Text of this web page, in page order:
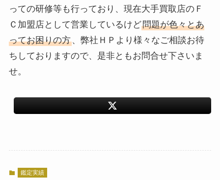
っての研修等も行っており、現在大手買取店のＦ
Ｃ加盟店として営業しているけど問題が色々とあ
ってお困りの方、弊社ＨＰより様々なご相談お待
ちしておりますので、是非ともお問合せ下さいま
せ。
鑑定実績